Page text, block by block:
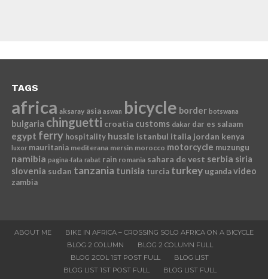
TAGS
africa aksaray asia aswan bicycle border botswana
bulgaria chinguetti croatia customs dakar dar es salaam
egypt ferry hospitality hussle istanbul italia jordan kenya
luxor mauritania mediterana mersin morocco motorcycle muzungu
namibia pagina-fata rabat rain romania sahara de vest serbia siria
slovenia sudan tanzania tunisia turcia turkey uganda video
zambia
ABOUT ME
BIKE IN AFRICA – CROSSING SOLO AFRICA ON A BICYCLE
BLOG 2 COLUMN
BLOG 2 COLUMN FULL
BLOG 2COL 1ST POST FULL
BLOG LIST
BLOG LIST 1ST POST FULL
BLOG LIST FULL